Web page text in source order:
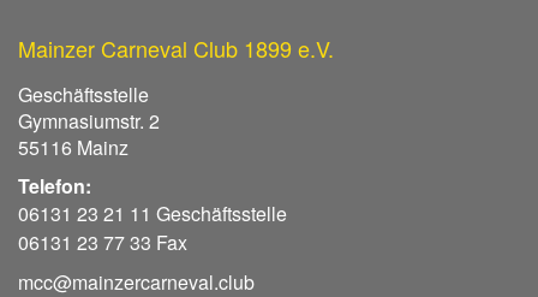
Mainzer Carneval Club 1899 e.V.
Geschäftsstelle
Gymnasiumstr. 2
55116 Mainz
Telefon:
06131 23 21 11 Geschäftsstelle
06131 23 77 33 Fax
mcc@mainzercarneval.club